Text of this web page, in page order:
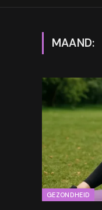
MAAND:
GEZONDHEID